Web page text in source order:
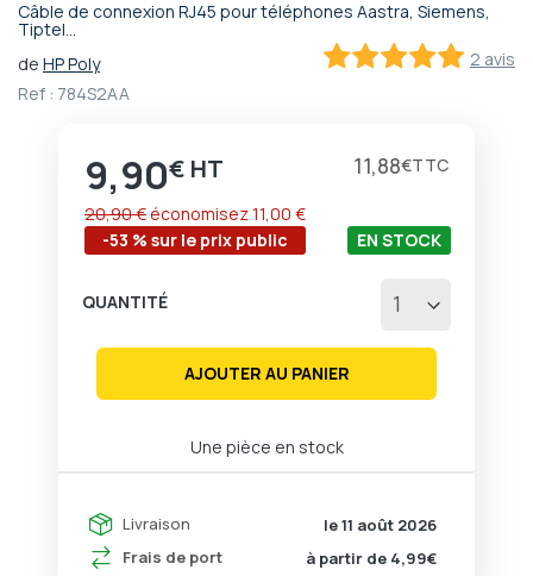
Câble de connexion RJ45 pour téléphones Aastra, Siemens,
Tiptel...
2 avis
de HP Poly
Ref : 784S2AA
Prix
9,90€ 11,88€
-53 % sur le prix public
20,90 € économisez11,00 €
Une pièce en stock
EN STOCK
Livraison
le 11 août 2026
Frais de port
à partir de 4,99€
QUANTITÉ
AJOUTER AU PANIER
Passer
début
de
d’images